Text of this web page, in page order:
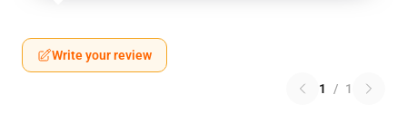
Write your review
1 / 1